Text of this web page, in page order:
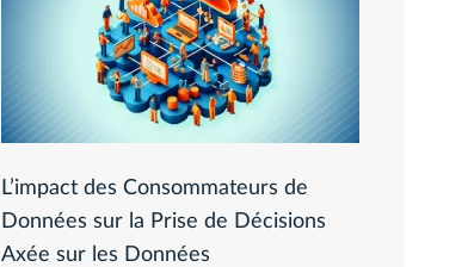
L’impact des Consommateurs de
Données sur la Prise de Décisions
Axée sur les Données